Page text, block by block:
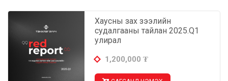
Хаусны зах зээлийн
судалгааны тайлан 2025.Q1
улирал
1,200,000 ₮